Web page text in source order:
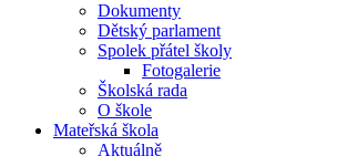
Dokumenty
Dětský parlament
Spolek přátel školy
Fotogalerie
Školská rada
O škole
Mateřská škola
Aktuálně